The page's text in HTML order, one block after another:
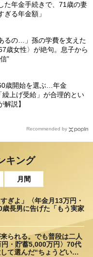
た年金手続きで、71歳の妻
る年金額」
るの…」孫の学費を支えた
歳女性〉が絶句。息子から
”
歳開始を選ぶ…年金
繰上げ受給」が合理的とい
解説】
Recommended by
キング
月間
ぎよ」〈年金月13万円・
長男に告げた「もう実家
られる。でも普段は二人
・貯蓄5,000万円〉70代
て選んだ“ちょうどいい